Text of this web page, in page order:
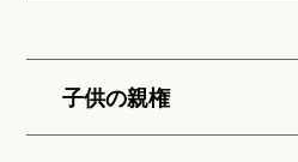
子供の親権